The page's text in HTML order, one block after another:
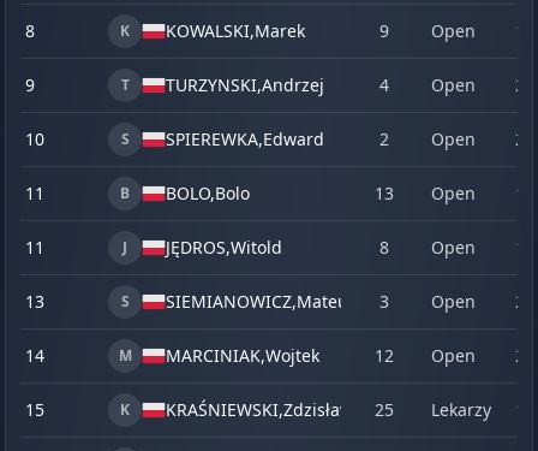
8 K KOWALSKI,Marek 9 Open 19
9 T TURZYNSKI,Andrzej 4 Open 21
10 S SPIEREWKA,Edward 2 Open 20
11 B BOLO,Bolo 13 Open 18
11 J JĘDROS,Witold 8 Open 18
13 S SIEMIANOWICZ,Mateusz 3 Open 20
14 M MARCINIAK,Wojtek 12 Open 20
15 K KRAŚNIEWSKI,Zdzisław 25 Lekarzy 17